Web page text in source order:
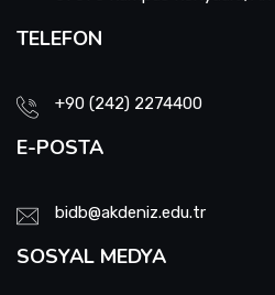
TELEFON
+90 (242) 2274400
E-POSTA
bidb@akdeniz.edu.tr
SOSYAL MEDYA